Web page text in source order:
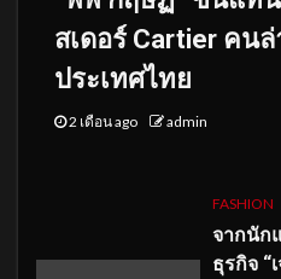
สเดอร์ Cartier คน
ประเทศไทย
2 เดือน ago admin
FASHION
จากนัก
ธุรกิจ “